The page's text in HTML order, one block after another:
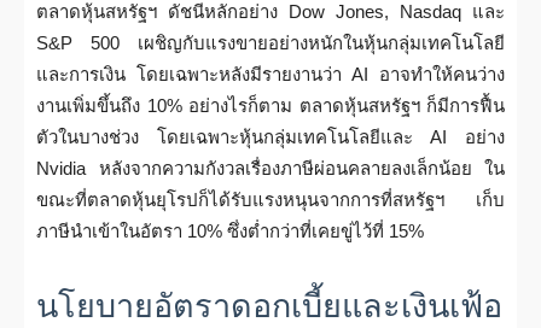
ตลาดหุ้นสหรัฐฯ ดัชนีหลักอย่าง Dow Jones, Nasdaq และ
S&P 500 เผชิญกับแรงขายอย่างหนักในหุ้นกลุ่มเทคโนโลยี
และการเงิน โดยเฉพาะหลังมีรายงานว่า AI อาจทำให้คนว่าง
งานเพิ่มขึ้นถึง 10% อย่างไรก็ตาม ตลาดหุ้นสหรัฐฯ ก็มีการฟื้น
ตัวในบางช่วง โดยเฉพาะหุ้นกลุ่มเทคโนโลยีและ AI อย่าง
Nvidia หลังจากความกังวลเรื่องภาษีผ่อนคลายลงเล็กน้อย ใน
ขณะที่ตลาดหุ้นยุโรปก็ได้รับแรงหนุนจากการที่สหรัฐฯ เก็บ
ภาษีนำเข้าในอัตรา 10% ซึ่งต่ำกว่าที่เคยขู่ไว้ที่ 15%
นโยบายอัตราดอกเบี้ยและเงินเฟ้อ